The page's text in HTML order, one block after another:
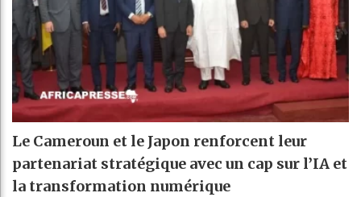
Le Cameroun et le Japon renforcent leur
partenariat stratégique avec un cap sur l’IA et
la transformation numérique